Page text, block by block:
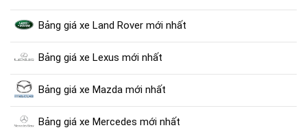
Bảng giá xe Land Rover mới nhất
Bảng giá xe Lexus mới nhất
Bảng giá xe Mazda mới nhất
Bảng giá xe Mercedes mới nhất